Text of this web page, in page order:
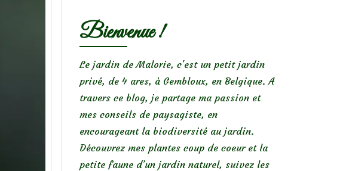
Bienvenue !
Le jardin de Malorie, c'est un petit jardin
privé, de 4 ares, à Gembloux, en Belgique. A
travers ce blog, je partage ma passion et
mes conseils de paysagiste, en
encourageant la biodiversité au jardin.
Découvrez mes plantes coup de coeur et la
petite faune d’un jardin naturel, suivez les